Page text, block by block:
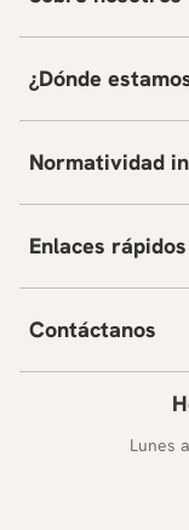
¿Dónde
Normatividad
Enlaces rápidos
Contáctanos
Lunes